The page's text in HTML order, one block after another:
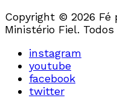
Copyright © 2026 Fé
Ministério Fiel.
instagram
youtube
facebook
twitter